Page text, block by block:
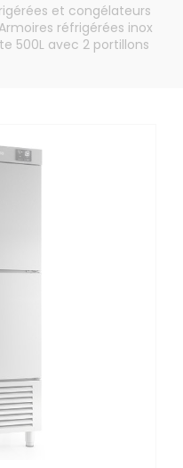
et congélateurs
Armoires réfrigérées inox
500L avec 2 portillons